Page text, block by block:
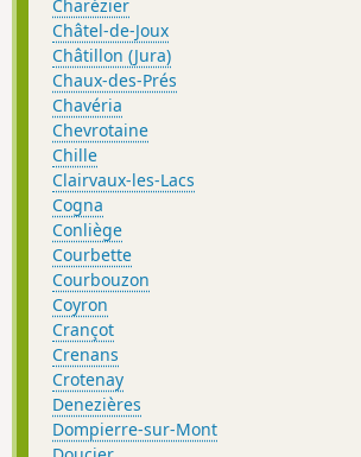
Charézier
Châtel-de-Joux
Châtillon (Jura)
Chaux-des-Prés
Chavéria
Chevrotaine
Chille
Clairvaux-les-Lacs
Cogna
Conliège
Courbette
Courbouzon
Coyron
Crançot
Crenans
Crotenay
Denezières
Dompierre-sur-Mont